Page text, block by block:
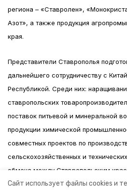
Сайт использует файлы cookies и
региона – «Ставролен»,
Азот», а также продукция
края.
Представители Ставрополья
дальнейшего сотрудничеству с
Республикой. Среди них:
ставропольских
поставок питьевой и минеральной
продукции химической
совместных проектов по
сельскохозяйственных и
обмена между Ставропольским